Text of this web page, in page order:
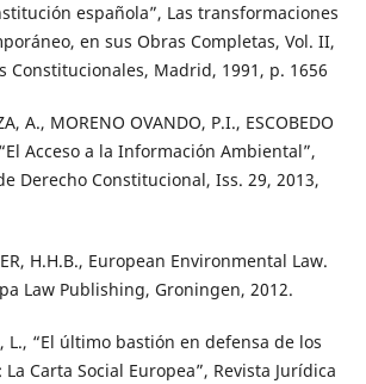
española”, Las transformaciones
en sus Obras Completas, Vol. II,
Constitucionales, Madrid, 1991, p. 1656
A., MORENO OVANDO, P.I., ESCOBEDO
“El Acceso a la Información Ambiental”,
Derecho Constitucional, Iss. 29, 2013,
H.H.B., European Environmental Law.
Law Publishing, Groningen, 2012.
L., “El último bastión en defensa de los
Carta Social Europea”, Revista Jurídica